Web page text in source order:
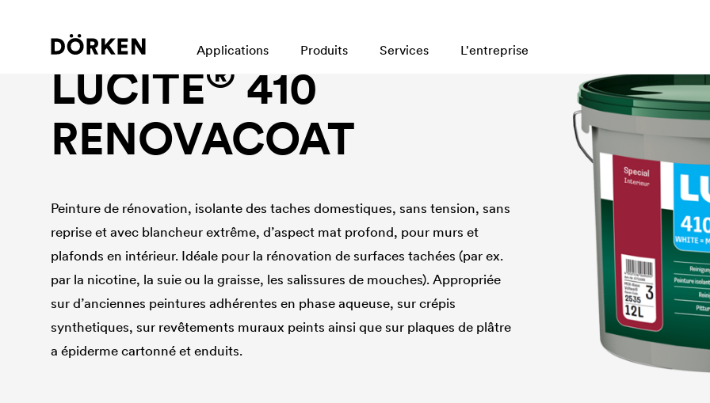
Applications Produits Services L'entreprise
Peinture pour murs intérieurs
LUCITE® 410
RENOVACOAT
Peinture de rénovation, isolante des taches domestiques, sans tension, sans
reprise et avec blancheur extrême, d’aspect mat profond, pour murs et
plafonds en intérieur. Idéale pour la rénovation de surfaces tachées (par ex.
par la nicotine, la suie ou la graisse, les salissures de mouches). Appropriée
sur d’anciennes peintures adhérentes en phase aqueuse, sur crépis
synthetiques, sur revêtements muraux peints ainsi que sur plaques de plâtre
a épiderme cartonné et enduits.